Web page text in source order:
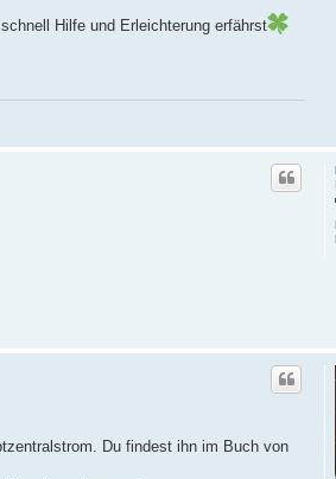
Hilfe und Erleichterung erfährst
Du findest ihn im Buch von